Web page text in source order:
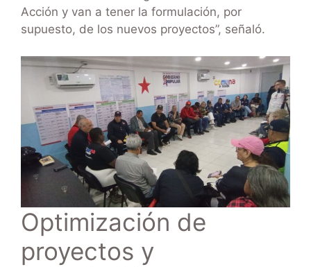
Acción y van a tener la formulación, por
supuesto, de los nuevos proyectos”, señaló.
Optimización de
proyectos y